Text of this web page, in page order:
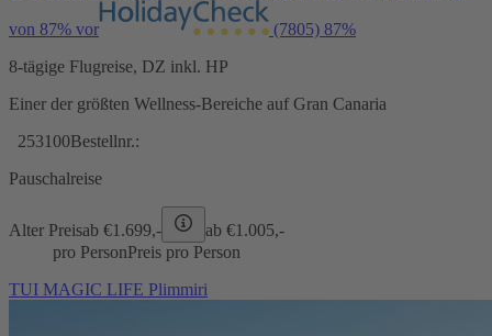
von 87% vor (7805) 87%
8-tägige Flugreise, DZ inkl. HP
Einer der größten Wellness-Bereiche auf Gran Canaria
253100Bestellnr.:
Pauschalreise
Alter Preisab €1.699,- ab €1.005,-
pro PersonPreis pro Person
TUI MAGIC LIFE Plimmiri